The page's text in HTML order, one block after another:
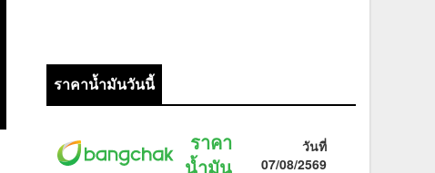
ราคาน้ำมันวันนี้